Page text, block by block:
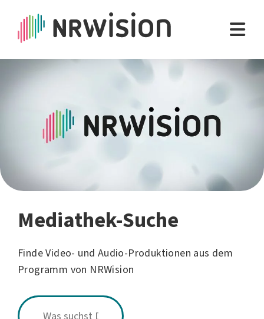
Mediathek-Suche
Finde Video- und Audio-Produktionen aus dem
Programm von NRWision